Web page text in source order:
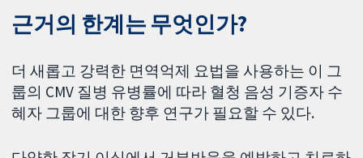
근거의 한계는 무엇인가?
더 새롭고 강력한 면역억제 요법을 사용하는 이 그
룹의 CMV 질병 유병률에 따라 혈청 음성 기증자 수
혜자 그룹에 대한 향후 연구가 필요할 수 있다.